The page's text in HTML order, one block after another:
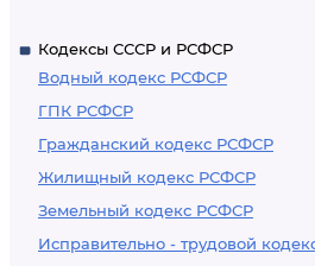
Кодексы СССР и РСФСР
Водный кодекс РСФСР
ГПК РСФСР
Гражданский кодекс РСФСР
Жилищный кодекс РСФСР
Земельный кодекс РСФСР
Исправительно - трудовой